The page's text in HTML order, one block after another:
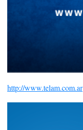
http://www.telam.com.ar